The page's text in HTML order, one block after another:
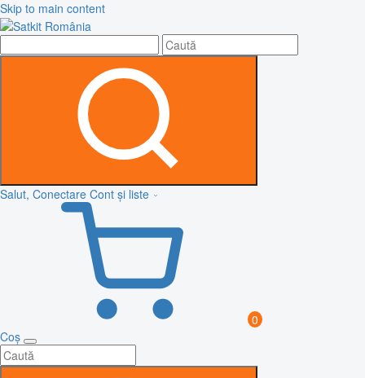
Skip to main content
Salut, Conectare Cont și liste
0
Coș